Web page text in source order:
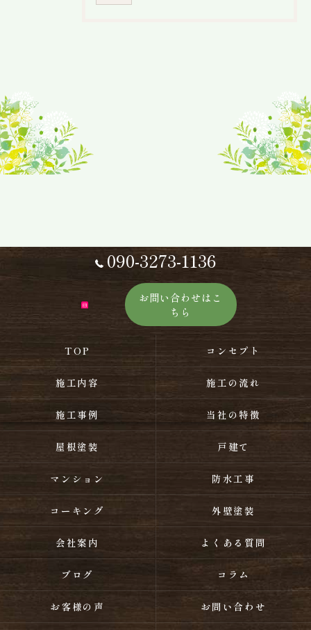
090-3273-1136
お問い合わせはこ
ちら
TOP コンセプト
施工内容 施工の流れ
施工事例 当社の特徴
屋根塗装 戸建て
マンション 防水工事
コーキング 外壁塗装
会社案内 よくある質問
ブログ コラム
お客様の声 お問い合わせ